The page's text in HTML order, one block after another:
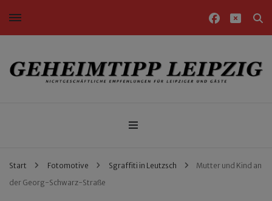
Nichtgeschäftliche Empfehlungen für Leipziger und Gäste
Start Fotomotive Sgraffiti in Leutzsch
Mutter und Kind an
der Georg-Schwarz-Straße